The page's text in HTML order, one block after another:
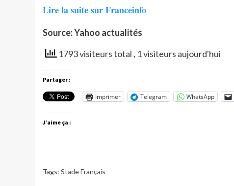
Lire la suite sur Franceinfo
Source: Yahoo actualités
1793 visiteurs total , 1 visiteurs aujourd'hui
Partager :
Imprimer Telegram WhatsApp
J’aime ça :
Tags: Stade Français